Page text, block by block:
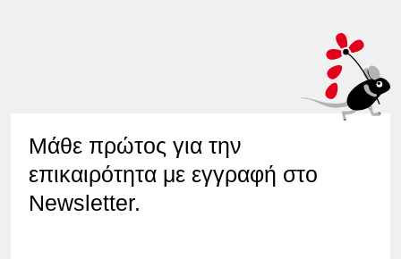
Μάθε πρώτος για την
επικαιρότητα με εγγραφή στο
Newsletter.